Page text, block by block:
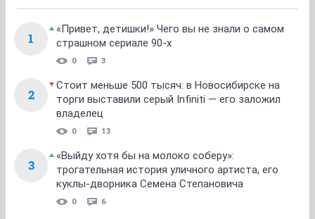
1
«Привет, детишки!» Чего вы не знали о самом
страшном сериале 90-х
0 3
2
Стоит меньше 500 тысяч: в Новосибирске на
торги выставили серый Infiniti — его заложил
владелец
0 13
3
«Выйду хотя бы на молоко соберу»:
трогательная история уличного артиста, его
куклы-дворника Семена Степановича
0 6